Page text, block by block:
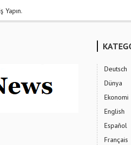
Yapın.
Deutsch
Dünya
Ekonomi
English
Español
Français